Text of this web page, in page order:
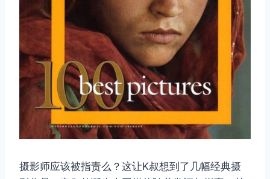
摄影师应该被指责么？这让K叔想到了几幅经典摄